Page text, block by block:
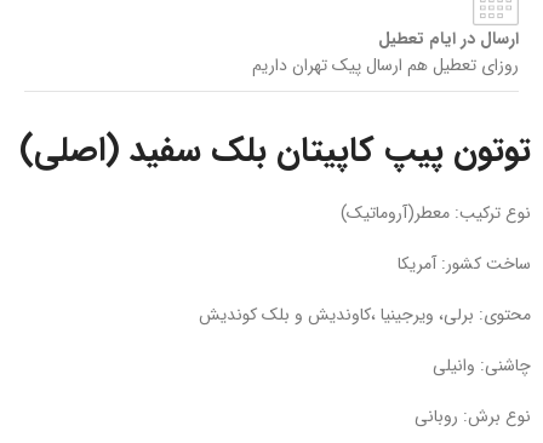
ارسال در ایام تعطیل
روزای تعطیل هم ارسال پیک تهران داریم
توتون پیپ کاپیتان بلک سفید (اصلی)
نوع ترکیب: معطر(آروماتیک)
ساخت کشور: آمریکا
محتوی: برلی، ویرجینیا ،کاوندیش و بلک کوندیش
چاشنی: وانیلی
نوع برش: روبانی